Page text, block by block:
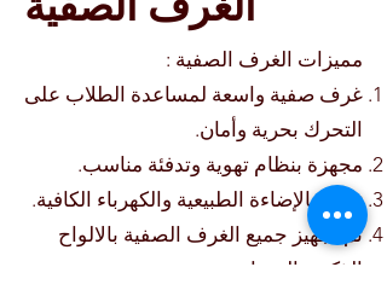
مميزات الغرف الصفية :
غرف صفية واسعة لمساعدة الطلاب على
التحرك بحرية وأمان.
مجهزة بنظام تهوية وتدفئة مناسب.
تتميز بالإضاءة الطبيعية والكهرباء الكافية.
تم تجهيز جميع الغرف الصفية بالالواح
الذكية والبيضاء.